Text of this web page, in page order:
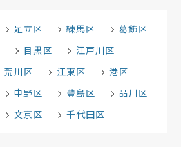
足立区 練馬区
葛飾区
目黒区
江戸川区
荒川区 江東区
港区
中野区 豊島区
品川区
文京区 千代田区